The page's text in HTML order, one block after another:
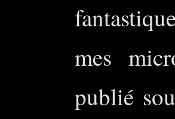
mes
publié